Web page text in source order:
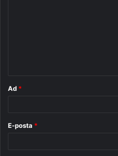
Ad *
E-posta *